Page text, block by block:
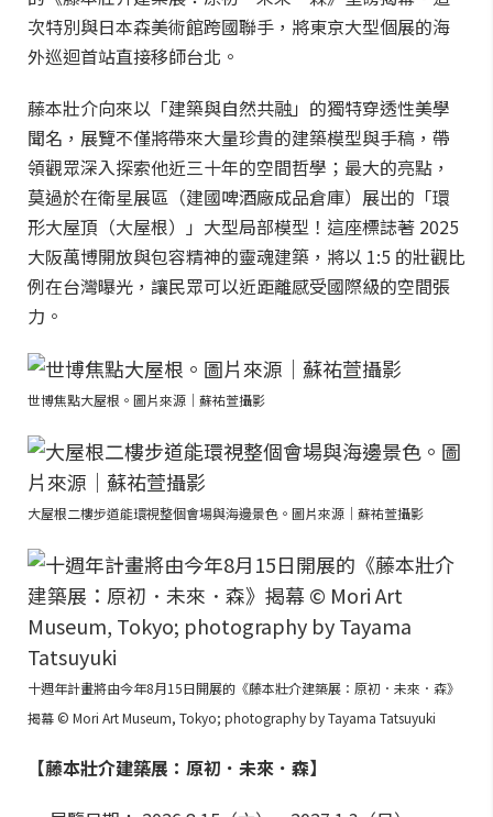
次特別與日本森美術館跨國聯手，將東京大型個展的海
外巡迴首站直接移師台北。
藤本壯介向來以「建築與自然共融」的獨特穿透性美學
聞名，展覽不僅將帶來大量珍貴的建築模型與手稿，帶
領觀眾深入探索他近三十年的空間哲學；最大的亮點，
莫過於在衛星展區（建國啤酒廠成品倉庫）展出的「環
形大屋頂（大屋根）」大型局部模型！這座標誌著 2025
大阪萬博開放與包容精神的靈魂建築，將以 1:5 的壯觀比
例在台灣曝光，讓民眾可以近距離感受國際級的空間張
力。
世博焦點大屋根。圖片來源｜蘇祐萱攝影
大屋根二樓步道能環視整個會場與海邊景色。圖片來源｜蘇祐萱攝影
十週年計畫將由今年8月15日開展的《藤本壯介建築展：原初．未來．森》
揭幕 © Mori Art Museum, Tokyo; photography by Tayama Tatsuyuki
【藤本壯介建築展：原初．未來．森】